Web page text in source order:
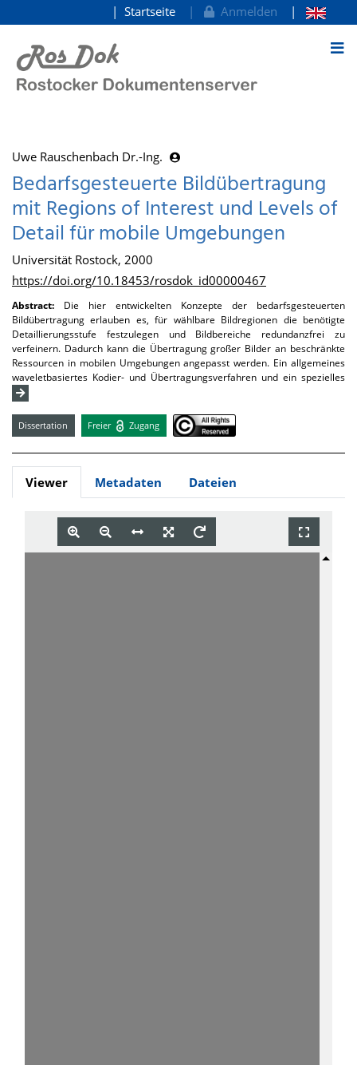
zum Inhalt
Startseite Anmelden
Uwe Rauschenbach Dr.-Ing.
Bedarfsgesteuerte Bildübertragung
mit Regions of Interest und Levels of
Detail für mobile Umgebungen
Universität Rostock, 2000
https://doi.org/10.18453/rosdok_id00000467
Abstract: Die hier entwickelten Konzepte der bedarfsgesteuerten
Bildübertragung erlauben es, für wählbare Bildregionen die benötigte
Detaillierungsstufe festzulegen und Bildbereiche redundanzfrei zu
verfeinern. Dadurch kann die Übertragung großer Bilder an beschränkte
Ressourcen in mobilen Umgebungen angepasst werden. Ein allgemeines
waveletbasiertes Kodier- und Übertragungsverfahren und ein spezielles
Dissertation Freier Zugang
Viewer Metadaten Dateien